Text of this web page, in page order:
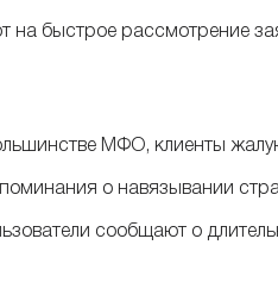
на быстрое рассмотрение
МФО, клиенты
о навязывании
сообщают о